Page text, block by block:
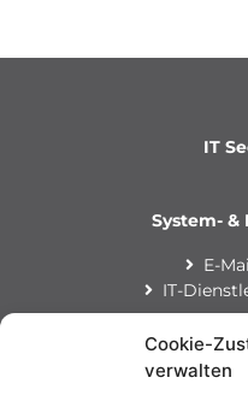
Cookie-
verwalten
IT
System-
E-
IT-